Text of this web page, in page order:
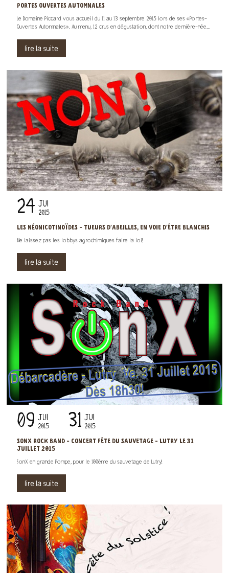
PORTES OUVERTES AUTOMNALES
Le Domaine Piccard vous accueil du 11 au 13 septembre 2015 lors de ses «Portes-
Ouvertes Automnales». Au menu, 12 crus en dégustation, dont notre dernière-née...
lire la suite
24 JUI
2015
LES NÉONICOTINOÏDES - TUEURS D'ABEILLES, EN VOIE D'ÊTRE BLANCHIS
Ne laissez pas les lobbys agrochimiques faire la loi!
lire la suite
09 JUI
2015 31 JUI
2015
SONX ROCK BAND - CONCERT FÊTE DU SAUVETAGE - LUTRY LE 31
JUILLET 2015
SonX en grande Pompe, pour le 100ème du sauvetage de Lutry!
lire la suite